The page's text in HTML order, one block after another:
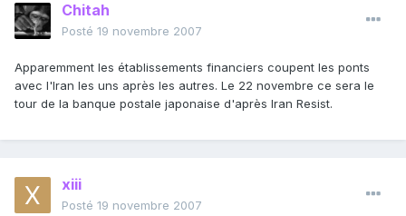
Chitah
Posté 19 novembre 2007
Apparemment les établissements financiers coupent les ponts
avec l'Iran les uns après les autres. Le 22 novembre ce sera le
tour de la banque postale japonaise d'après Iran Resist.
xiii
Posté 19 novembre 2007